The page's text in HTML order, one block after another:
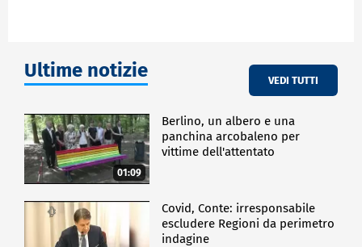
Ultime notizie VEDI TUTTI
01:09
Berlino, un albero e una
panchina arcobaleno per
vittime dell'attentato
Covid, Conte: irresponsabile
escludere Regioni da perimetro
indagine